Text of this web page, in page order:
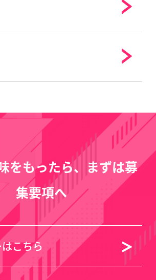
をもったら、まずは募
集要項へ
こちら